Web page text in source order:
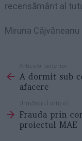
recensământ al
Miruna Căjvăneanu
more
Articolul anterior
A dormit sub
afacere
Următorul articol
Frauda prin
proiectul MAE